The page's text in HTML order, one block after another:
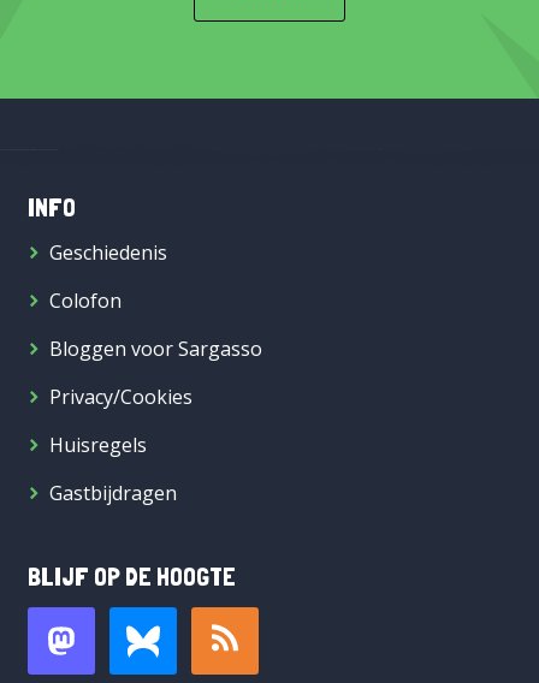
INFO
Geschiedenis
Colofon
Bloggen voor Sargasso
Privacy/Cookies
Huisregels
Gastbijdragen
BLIJF OP DE HOOGTE